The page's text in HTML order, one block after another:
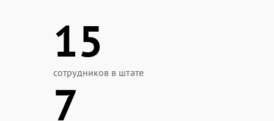
15
сотрудников в штате
7